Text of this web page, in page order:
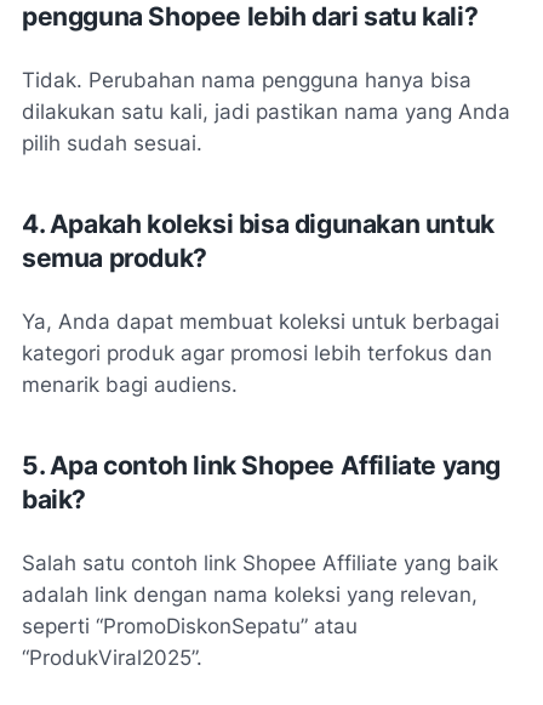
pengguna Shopee lebih dari satu kali?
Tidak. Perubahan nama pengguna hanya bisa
dilakukan satu kali, jadi pastikan nama yang Anda
pilih sudah sesuai.
4. Apakah koleksi bisa digunakan untuk
semua produk?
Ya, Anda dapat membuat koleksi untuk berbagai
kategori produk agar promosi lebih terfokus dan
menarik bagi audiens.
5. Apa contoh link Shopee Affiliate yang
baik?
Salah satu contoh link Shopee Affiliate yang baik
adalah link dengan nama koleksi yang relevan,
seperti “PromoDiskonSepatu” atau
“ProdukViral2025”.